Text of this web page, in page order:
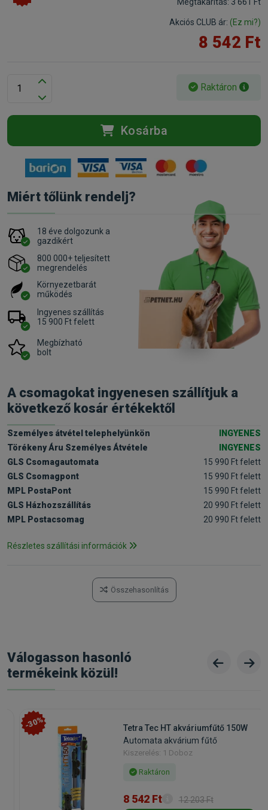
Megtakarítás: 3 661 Ft
Akciós CLUB ár: (Ez mi?)
8 542 Ft
Raktáron
Kosárba
Miért tőlünk rendelj?
18 éve dolgozunk a
gazdikért
800 000+ teljesített
megrendelés
Környezetbarát
működés
Ingyenes szállítás
15 900 Ft felett
Megbízható
bolt
A csomagokat ingyenesen szállítjuk a
következő kosár értékektől
Személyes átvétel telephelyünkön
INGYENES
Törékeny Áru Személyes Átvétele
INGYENES
GLS Csomagautomata
15 990 Ft felett
GLS Csomagpont
15 990 Ft felett
MPL PostaPont
15 990 Ft felett
GLS Házhozszállítás
20 990 Ft felett
MPL Postacsomag
20 990 Ft felett
Részletes szállítási információk
Összehasonlítás
Válogasson hasonló
termékeink közül!
-30%
Tetra Tec HT akváriumfűtő 150W
Automata akvárium fűtő
Kiszerelés: 1 Doboz
Raktáron
8 542 Ft 12 203 Ft